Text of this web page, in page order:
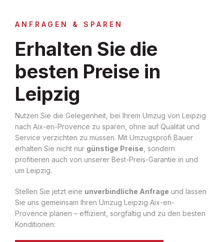
ANFRAGEN & SPAREN
Erhalten Sie die
besten Preise in
Leipzig
Nutzen Sie die Gelegenheit, bei Ihrem Umzug von Leipzig
nach Aix-en-Provence zu sparen, ohne auf Qualität und
Service verzichten zu müssen. Mit Umzugsprofi Bauer
erhalten Sie nicht nur günstige Preise , sondern
profitieren auch von unserer Best-Preis-Garantie in und
um Leipzig.
Stellen Sie jetzt eine unverbindliche Anfrage und lassen
Sie uns gemeinsam Ihren Umzug Leipzig Aix-en-
Provence planen – effizient, sorgfältig und zu den besten
Konditionen: